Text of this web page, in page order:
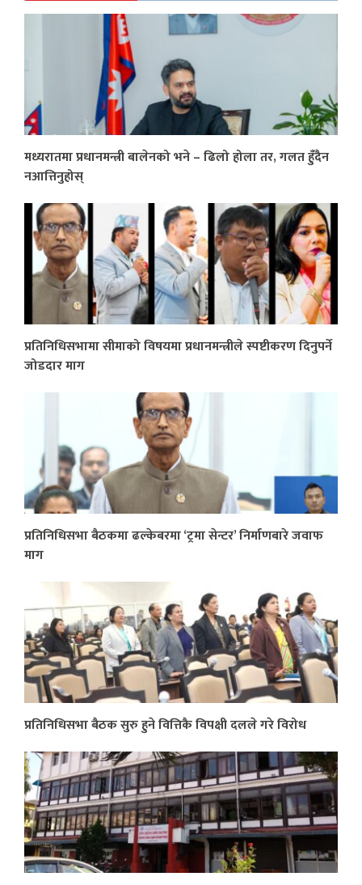
मध्यरातमा प्रधानमन्त्री बालेनको भने – ढिलो होला तर, गलत हुँदैन
नआत्तिनुहोस्
प्रतिनिधिसभामा सीमाको विषयमा प्रधानमन्त्रीले स्पष्टीकरण दिनुपर्ने
जोडदार माग
प्रतिनिधिसभा बैठकमा ढल्केबरमा ‘ट्रमा सेन्टर’ निर्माणबारे जवाफ
माग
प्रतिनिधिसभा बैठक सुरु हुने वित्तिकै विपक्षी दलले गरे विरोध